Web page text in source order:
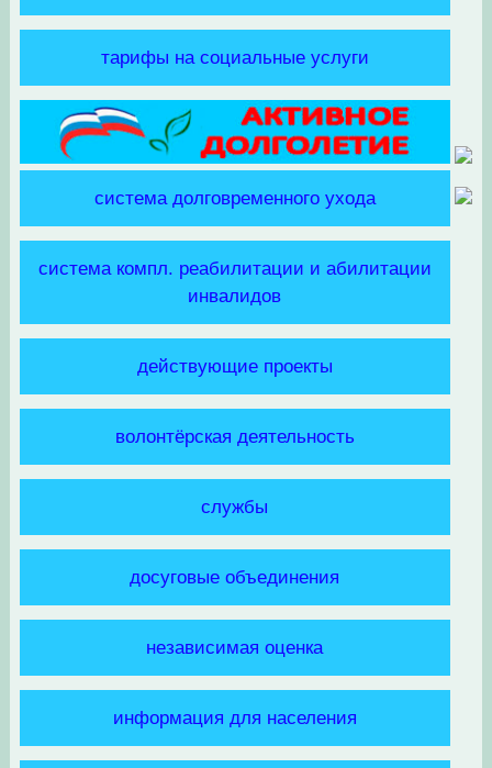
тарифы на социальные услуги
система долговременного ухода
система компл. реабилитации и абилитации
инвалидов
действующие проекты
волонтёрская деятельность
службы
досуговые объединения
независимая оценка
информация для населения